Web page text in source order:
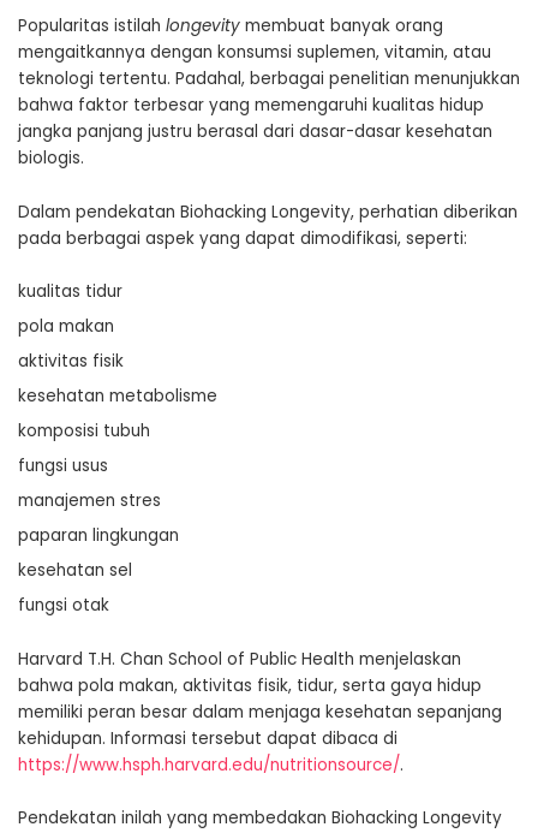
Popularitas istilah longevity membuat banyak orang
mengaitkannya dengan konsumsi suplemen, vitamin, atau
teknologi tertentu. Padahal, berbagai penelitian menunjukkan
bahwa faktor terbesar yang memengaruhi kualitas hidup
jangka panjang justru berasal dari dasar-dasar kesehatan
biologis.
Dalam pendekatan Biohacking Longevity, perhatian diberikan
pada berbagai aspek yang dapat dimodifikasi, seperti:
kualitas tidur
pola makan
aktivitas fisik
kesehatan metabolisme
komposisi tubuh
fungsi usus
manajemen stres
paparan lingkungan
kesehatan sel
fungsi otak
Harvard T.H. Chan School of Public Health menjelaskan
bahwa pola makan, aktivitas fisik, tidur, serta gaya hidup
memiliki peran besar dalam menjaga kesehatan sepanjang
kehidupan. Informasi tersebut dapat dibaca di
https://www.hsph.harvard.edu/nutritionsource/.
Pendekatan inilah yang membedakan Biohacking Longevity